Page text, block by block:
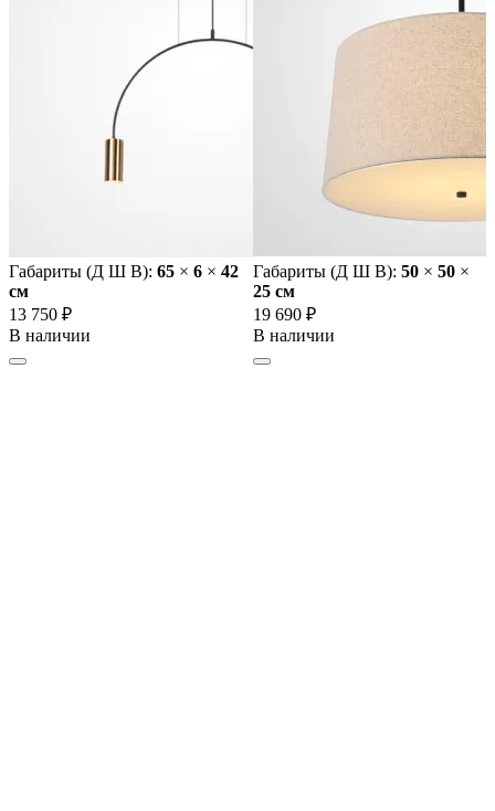
Габариты (Д Ш В): 65 × 6 × 42
cм
13 750 ₽
В наличии
Габариты (Д Ш В): 50 × 50 ×
25 cм
19 690 ₽
В наличии